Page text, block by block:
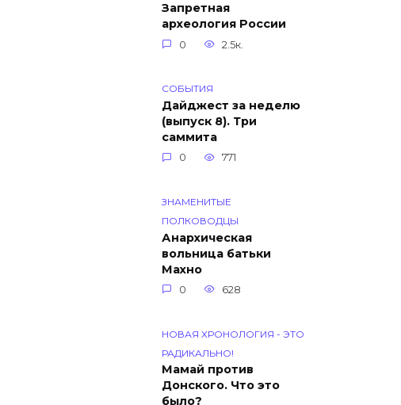
Запретная
археология России
0 2.5к.
СОБЫТИЯ
Дайджест за неделю
(выпуск 8). Три
саммита
0 771
ЗНАМЕНИТЫЕ
ПОЛКОВОДЦЫ
Анархическая
вольница батьки
Махно
0 628
НОВАЯ ХРОНОЛОГИЯ - ЭТО
РАДИКАЛЬНО!
Мамай против
Донского. Что это
было?